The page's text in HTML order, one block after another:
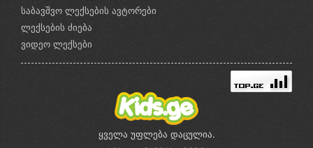
საბავშვო ლექსების ავტორები
ლექსების ძიება
ვიდეო ლექსები
ყველა უფლება დაცულია.